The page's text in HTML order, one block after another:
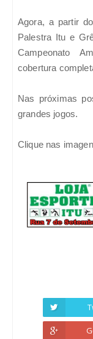
Agora, a partir
Palestra Itu e
Campeonato
cobertura
Nas próximas
grandes jogos.
Clique nas